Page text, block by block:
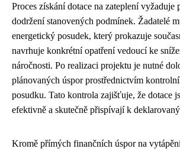
Proces získání dotace na zateplení vyžaduje
dodržení stanovených podmínek. Žadatelé
energetický posudek, který prokazuje
navrhuje konkrétní opatření vedoucí ke
náročnosti. Po realizaci projektu je nutné
plánovaných úspor prostřednictvím
posudku. Tato kontrola zajišťuje, že dotace
efektivně a skutečně přispívají k
Kromě přímých finančních úspor na